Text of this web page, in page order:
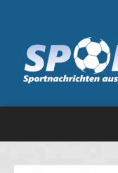
Deutsche
Transfergerüchte
FC